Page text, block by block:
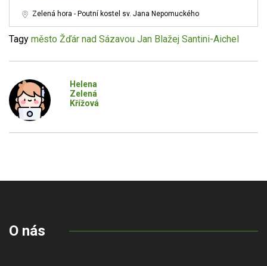
Zelená hora - Poutní kostel sv. Jana Nepomuckého
Tagy město Žďár nad Sázavou Jan Blažej Santini-Aichel
Helena
Zelená
Křížová
O nás